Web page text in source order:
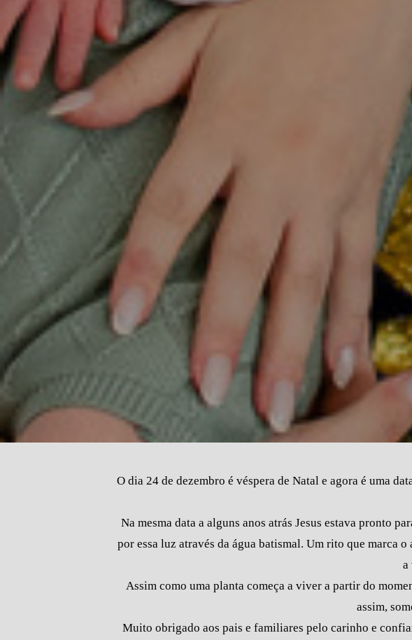
O dia 24 de dezembro é véspera de Natal e agora é uma
Na mesma data a alguns anos atrás Jesus estava pronto
por essa luz através da água batismal. Um rito que marca
a
Assim como uma planta começa a viver a partir do
assim,
Muito obrigado aos pais e familiares pelo carinho e